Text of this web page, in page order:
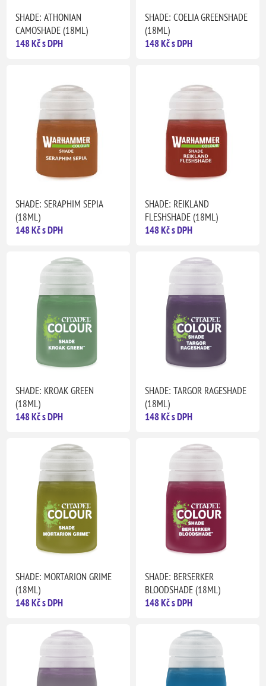
SHADE: ATHONIAN
CAMOSHADE (18ML)
148 Kč s DPH
SHADE: COELIA GREENSHADE
(18ML)
148 Kč s DPH
SHADE: SERAPHIM SEPIA
(18ML)
148 Kč s DPH
SHADE: REIKLAND
FLESHSHADE (18ML)
148 Kč s DPH
SHADE: KROAK GREEN
(18ML)
148 Kč s DPH
SHADE: TARGOR RAGESHADE
(18ML)
148 Kč s DPH
SHADE: MORTARION GRIME
(18ML)
148 Kč s DPH
SHADE: BERSERKER
BLOODSHADE (18ML)
148 Kč s DPH